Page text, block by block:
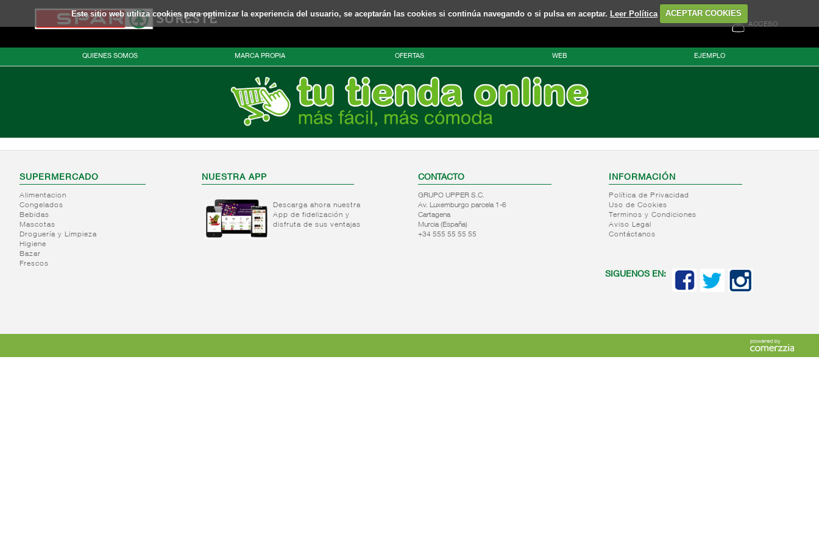
Este sitio web utiliza cookies para optimizar la experiencia del usuario, se aceptarán las cookies si continúa navegando o si pulsa en aceptar. Leer Política ACEPTAR COOKIES
ACCESO
QUIENES SOMOS MARCA PROPIA OFERTAS WEB EJEMPLO
SUPERMERCADO
Alimentacion
Congelados
Bebidas
Mascotas
Droguería y Limpieza
Higiene
Bazar
Frescos
NUESTRA APP
Descarga ahora nuestra
App de fidelización y
disfruta de sus ventajas
CONTACTO
GRUPO UPPER S.C.
Av. Luxemburgo parcela 1-6
Cartagena
Murcia (España)
+34 555 55 55 55
INFORMACIÓN
Política de Privacidad
Uso de Cookies
Terminos y Condiciones
Aviso Legal
Contáctanos
SIGUENOS EN: